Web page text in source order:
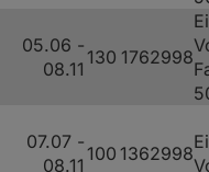
05.06 -
08.11
130 1762998
07.07 -
08.11
100 1362998